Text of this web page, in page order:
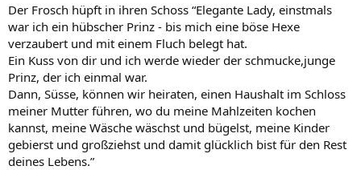
Der Frosch hüpft in ihren Schoss “Elegante Lady, einstmals
war ich ein hübscher Prinz - bis mich eine böse Hexe
verzaubert und mit einem Fluch belegt hat.
Ein Kuss von dir und ich werde wieder der schmucke,junge
Prinz, der ich einmal war.
Dann, Süsse, können wir heiraten, einen Haushalt im Schloss
meiner Mutter führen, wo du meine Mahlzeiten kochen
kannst, meine Wäsche wäschst und bügelst, meine Kinder
gebierst und großziehst und damit glücklich bist für den Rest
deines Lebens.”